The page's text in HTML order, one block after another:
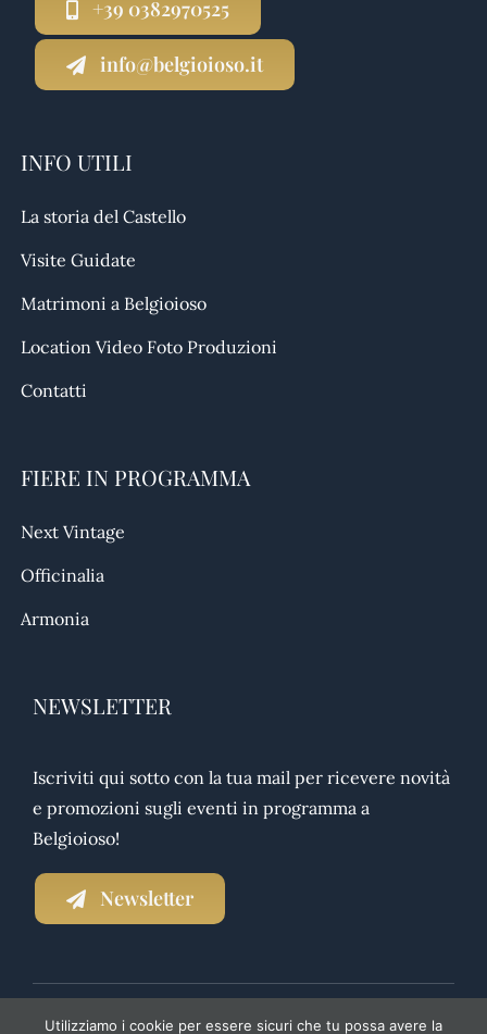
+39 0382970525
info@belgioioso.it
INFO UTILI
La storia del Castello
Visite Guidate
Matrimoni a Belgioioso
Location Video Foto Produzioni
Contatti
FIERE IN PROGRAMMA
Next Vintage
Officinalia
Armonia
NEWSLETTER
Iscriviti qui sotto con la tua mail per ricevere novità
e promozioni sugli eventi in programma a
Belgioioso!
Newsletter
NEWSLETTER|PRIVACY POLICY|TRASPARENZA
Utilizziamo i cookie per essere sicuri che tu possa avere la